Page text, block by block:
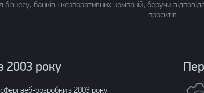
банків і корпоративних компаній, беручи
проєктів.
2003 року
веб-розробки з 2003 року